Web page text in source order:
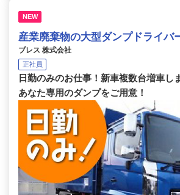
NEW
産業廃棄物の大型ダンプドライバ
ブレス 株式会社
正社員
日勤のみのお仕事！新車複数台増車し
あなた専用のダンプをご用意！